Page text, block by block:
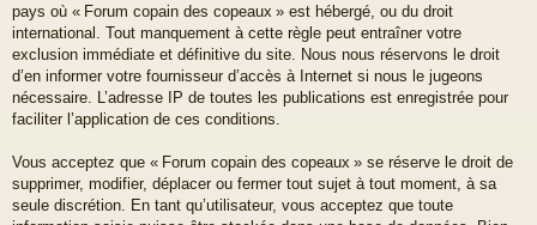
pays où « Forum copain des copeaux » est hébergé, ou du droit
international. Tout manquement à cette règle peut entraîner votre
exclusion immédiate et définitive du site. Nous nous réservons le droit
d’en informer votre fournisseur d’accès à Internet si nous le jugeons
nécessaire. L’adresse IP de toutes les publications est enregistrée pour
faciliter l’application de ces conditions.
Vous acceptez que « Forum copain des copeaux » se réserve le droit de
supprimer, modifier, déplacer ou fermer tout sujet à tout moment, à sa
seule discrétion. En tant qu’utilisateur, vous acceptez que toute